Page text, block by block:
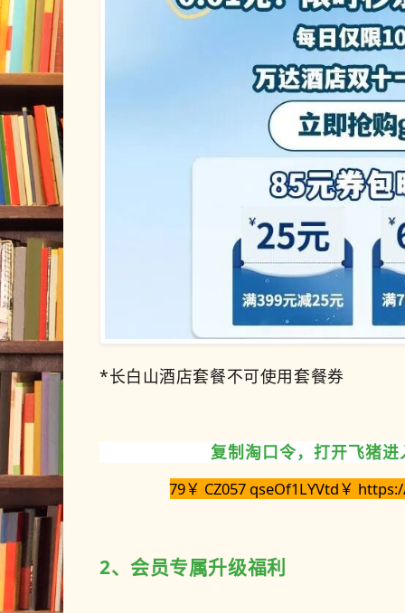
*长白山酒店套餐不可使用套餐券
复制淘口令，打开飞猪
79￥ CZ057 qseOf1LYVtd￥
2、会员专属升级福利